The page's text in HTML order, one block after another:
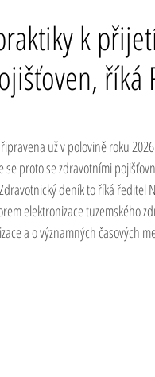
k
říká
už v polovině roku
proto se zdravotními
deník to říká
elektronizace tuzemského
a o významných časových